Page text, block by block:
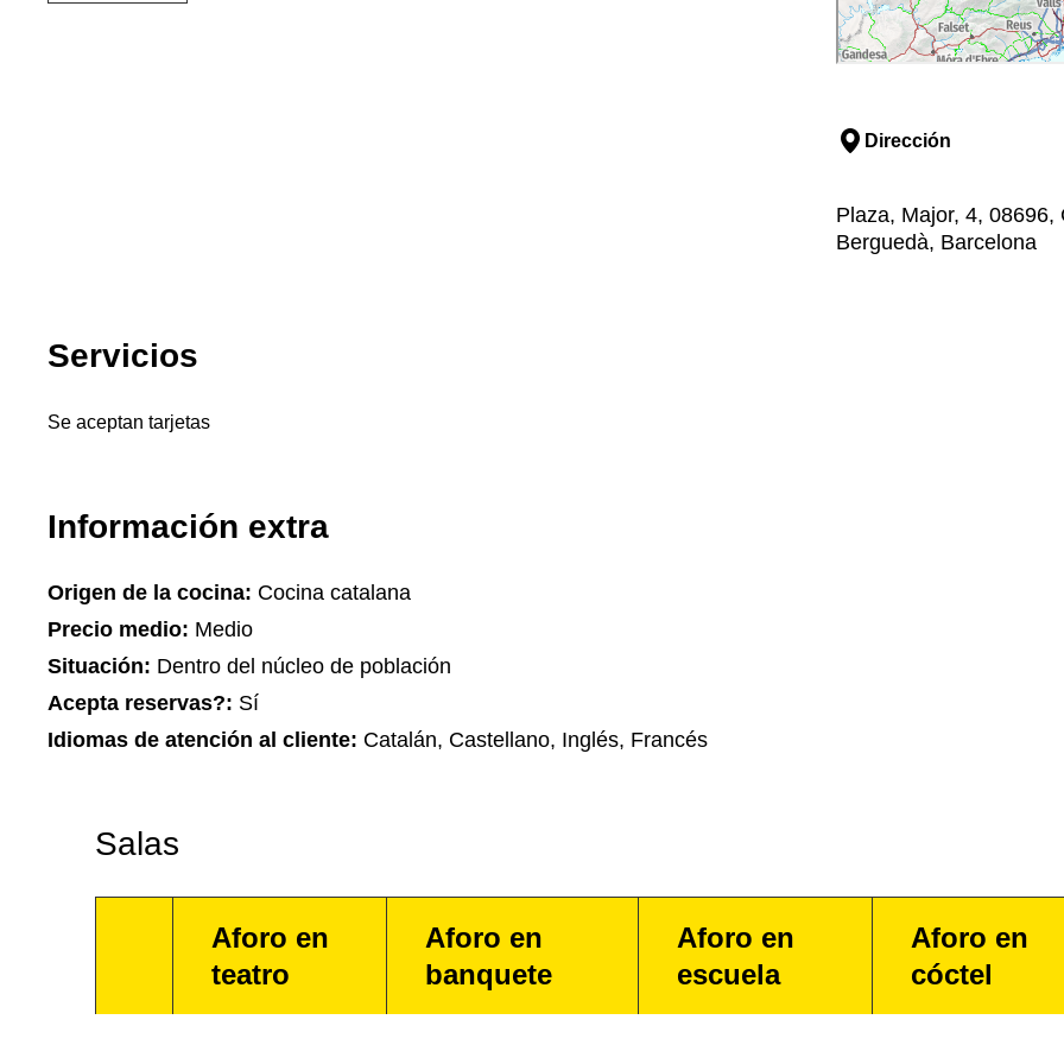
Dirección
Plaza, Major, 4,
Berguedà, Barcelona
Servicios
Se aceptan tarjetas
Información extra
Origen de la cocina: Cocina catalana
Precio medio: Medio
Situación: Dentro del núcleo de población
Acepta reservas?: Sí
Idiomas de atención al cliente: Catalán, Castellano, Inglés, Francés
Salas
Aforo en
teatro
Aforo en
banquete
Aforo en
escuela
Aforo en
cóctel